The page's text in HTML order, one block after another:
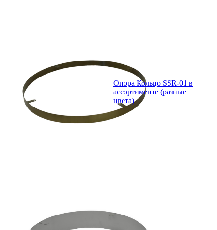
Опора Кольцо SSR-01 в
ассортименте (разные
цвета)